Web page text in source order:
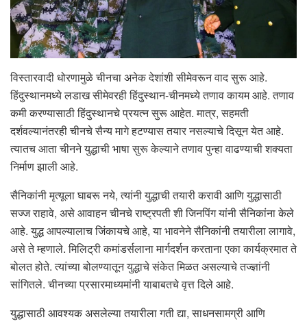
विस्तारवादी धोरणामुळे चीनचा अनेक देशांशी सीमेवरून वाद सुरू आहे.
हिंदुस्थानमध्ये लडाख सीमेवरही हिंदुस्थान-चीनमध्ये तणाव कायम आहे. तणाव
कमी करण्यासाठी हिंदुस्थानचे प्रयत्न सुरू आहेत. मात्र, सहमती
दर्शवल्यानंतरही चीनचे सैन्य मागे हटण्यास तयार नसल्याचे दिसून येत आहे.
त्यातच आता चीनने युद्धाची भाषा सुरू केल्याने तणाव पुन्हा वाढण्याची शक्यता
निर्माण झाली आहे.
सैनिकांनी मृत्यूला घाबरू नये, त्यांनी युद्धाची तयारी करावी आणि युद्धासाठी
सज्ज राहावे, असे आवाहन चीनचे राष्ट्रपती शी जिनपिंग यांनी सैनिकांना केले
आहे. युद्ध आपल्यालाच जिंकायचे आहे, या भावनेने सैनिकांनी तयारीला लागावे,
असे ते म्हणाले. मिलिट्री कमांडर्सलाना मार्गदर्शन करताना एका कार्यक्रमात ते
बोलत होते. त्यांच्या बोलण्यातून युद्धाचे संकेत मिळत असल्याचे तज्ज्ञांनी
सांगितले. चीनच्या प्रसारमाध्यमांनी याबाबतचे वृत्त दिले आहे.
युद्धासाठी आवश्यक असलेल्या तयारीला गती द्या, साधनसामग्री आणि